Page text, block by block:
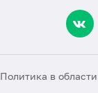
Политика в